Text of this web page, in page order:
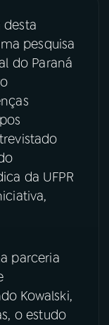
desta
pesquisa
do Paraná
da UFPR
parceria
Kowalski,
o estudo